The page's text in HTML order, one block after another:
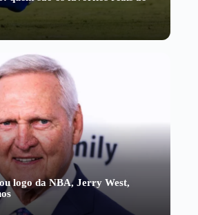
logo da NBA, Jerry West,